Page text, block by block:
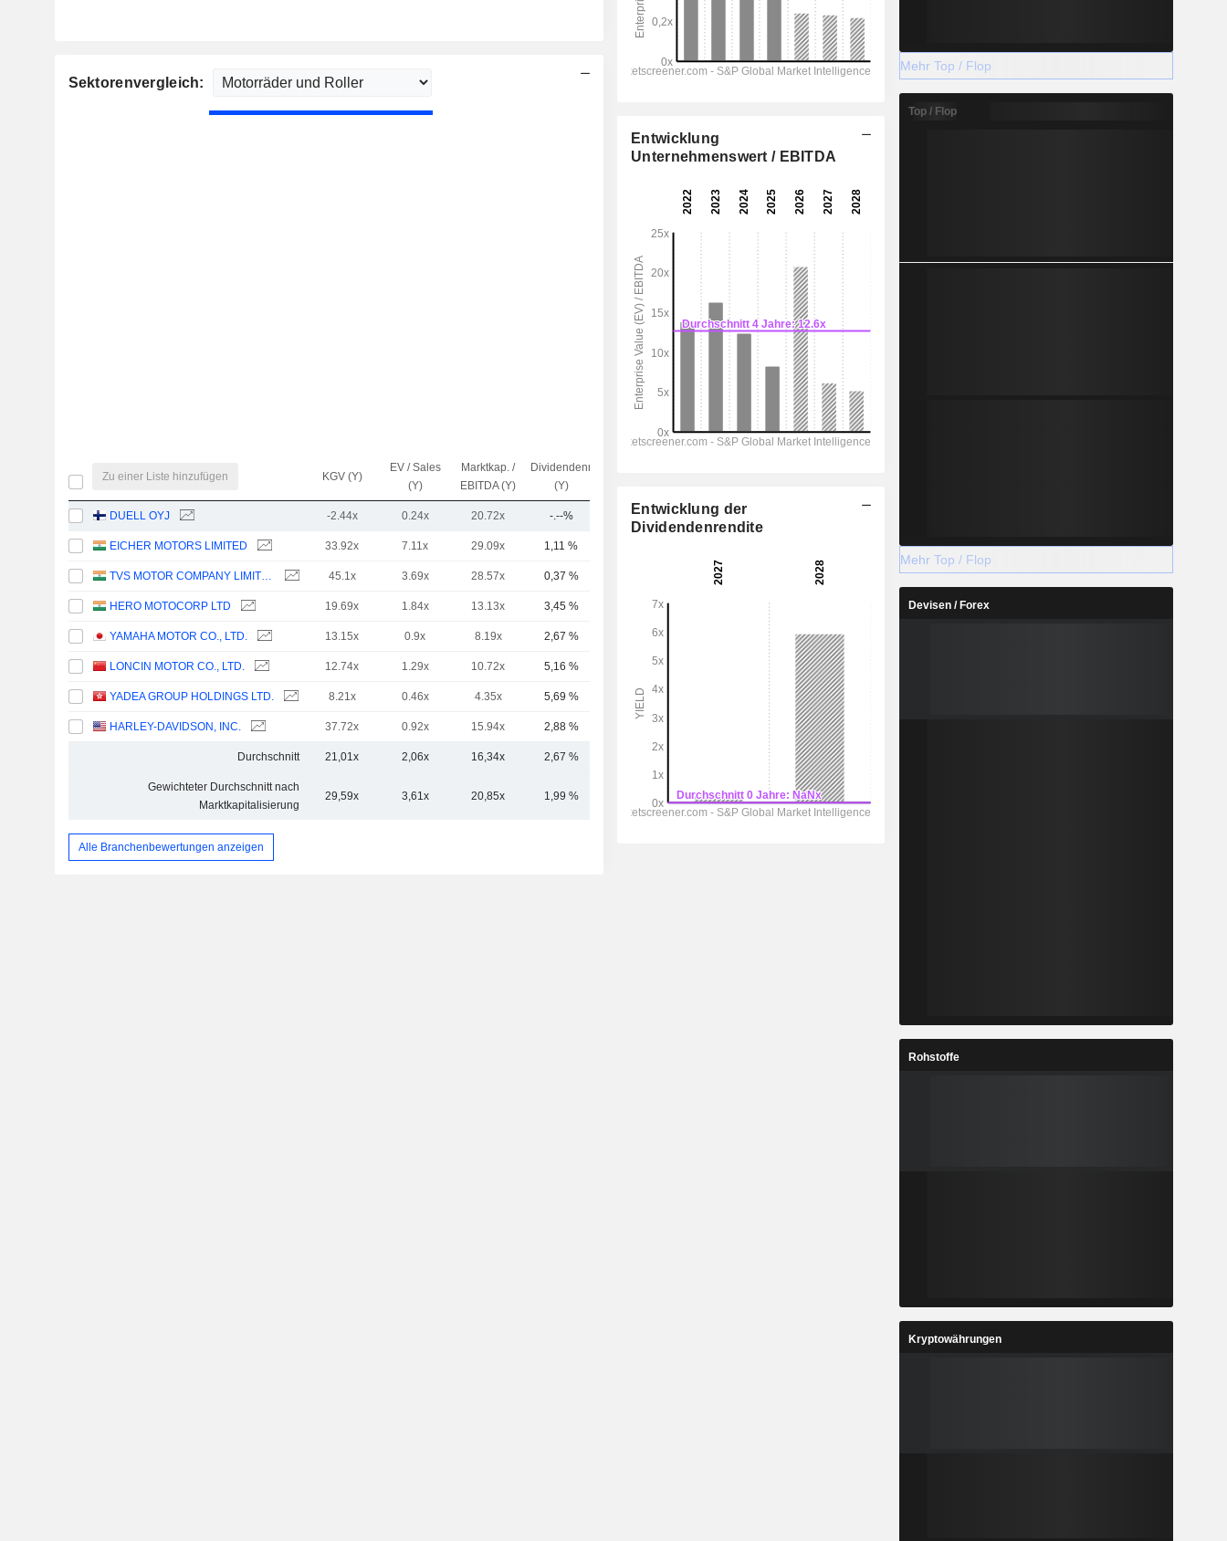
Sektorenvergleich:
Zu einer Liste hinzufügen KGV (Y)
EV / Sales
(Y)
Marktkap. /
EBITDA (Y)
Dividendenrendite
(Y)
DUELL OYJ -2.44x 0.24x 20.72x -.--% 12,69 Mio.
EICHER MOTORS LIMITED 33.92x 7.11x 29.09x 1,11 %
TVS MOTOR COMPANY LIMITED 45.1x 3.69x 28.57x 0,37 %
HERO MOTOCORP LTD 19.69x 1.84x 13.13x 3,45 % 11,81 Mrd.
YAMAHA MOTOR CO., LTD. 13.15x 0.9x 8.19x 2,67 % 11,47 Mrd.
LONCIN MOTOR CO., LTD. 12.74x 1.29x 10.72x 5,16 % 4,26 Mrd.
YADEA GROUP HOLDINGS LTD. 8.21x 0.46x 4.35x 5,69 % 3,91 Mrd.
HARLEY-DAVIDSON, INC. 37.72x 0.92x 15.94x 2,88 %
Durchschnitt 21,01x 2,06x 16,34x 2,67 %
Gewichteter Durchschnitt nach
Marktkapitalisierung
29,59x 3,61x 20,85x 1,99 %
Alle Branchenbewertungen anzeigen
Entwicklung
Unternehmenswert / EBITDA
Entwicklung der
Dividendenrendite
Mehr Top / Flop
Top / Flop
Mehr Top / Flop
Devisen / Forex
Rohstoffe
Kryptowährungen